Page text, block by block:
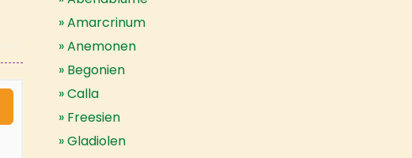
Amarcrinum
Anemonen
Begonien
Calla
Freesien
Gladiolen